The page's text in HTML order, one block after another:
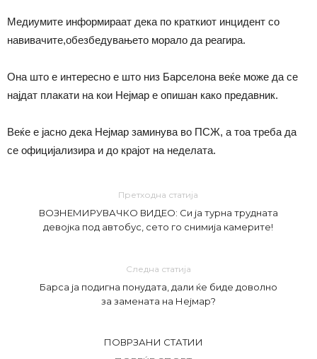
Медиумите информираат дека по краткиот инцидент со
навивачите,обезбедувањето морало да реагира.
Она што е интересно е што низ Барселона веќе може да се
најдат плакати на кои Нејмар е опишан како предавник.
Веќе е јасно дека Нејмар заминува во ПСЖ, а тоа треба да
се официјализира и до крајот на неделата.
Претходна статија
ВОЗНЕМИРУВАЧКО ВИДЕО: Си ја турна трудната
девојка под автобус, сето го снимија камерите!
Следна статија
Барса ја подигна понудата, дали ќе биде доволно
за замената на Нејмар?
ПОВРЗАНИ СТАТИИ